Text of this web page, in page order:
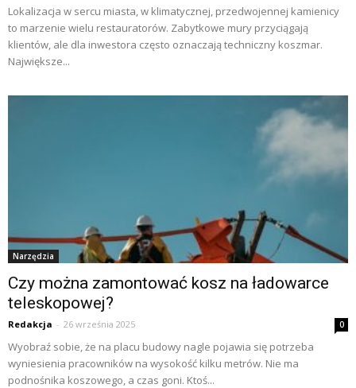
Lokalizacja w sercu miasta, w klimatycznej, przedwojennej kamienicy
to marzenie wielu restauratorów. Zabytkowe mury przyciągają
klientów, ale dla inwestora często oznaczają techniczny koszmar.
Największe...
Narzędzia
Czy można zamontować kosz na ładowarce
teleskopowej?
Redakcja - 26 września 2025 0
Wyobraź sobie, że na placu budowy nagle pojawia się potrzeba
wyniesienia pracowników na wysokość kilku metrów. Nie ma
podnośnika koszowego, a czas goni. Ktoś...